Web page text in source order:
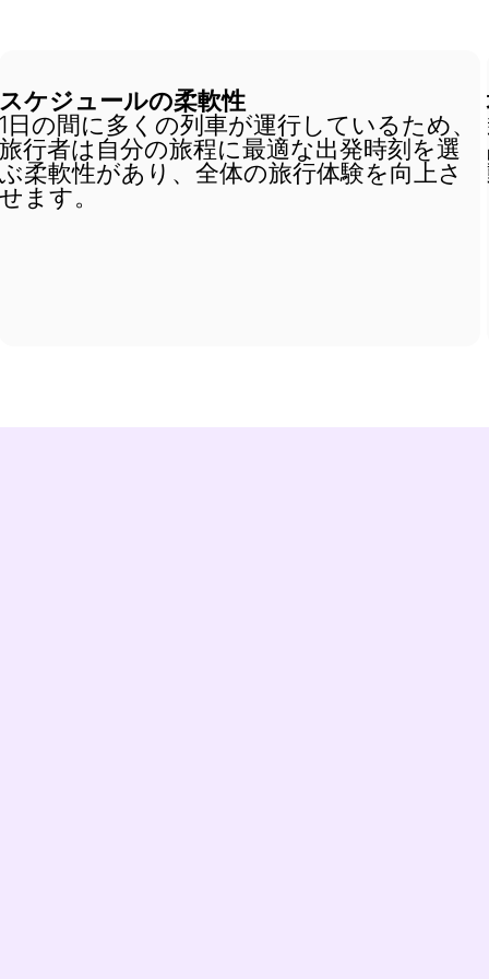
スケジュールの柔軟性
1日の間に多くの列車が運行しているため、
旅行者は自分の旅程に最適な出発時刻を選
ぶ柔軟性があり、全体の旅行体験を向上さ
せます。